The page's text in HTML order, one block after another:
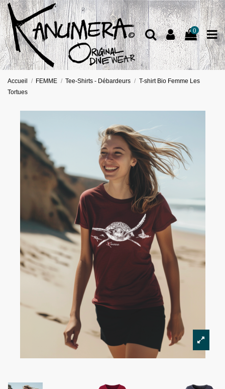
0
Accueil FEMME Tee-Shirts - Débardeurs
T-shirt Bio Femme Les
Tortues